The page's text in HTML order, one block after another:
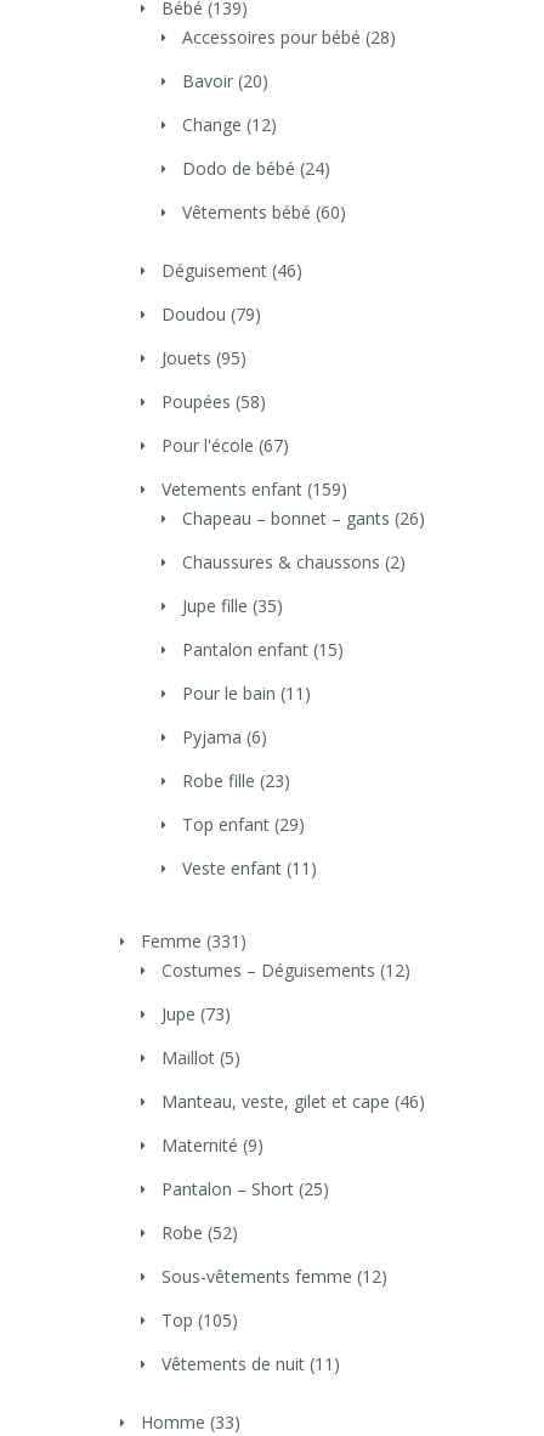
Bébé (139)
Accessoires pour bébé (28)
Bavoir (20)
Change (12)
Dodo de bébé (24)
Vêtements bébé (60)
Déguisement (46)
Doudou (79)
Jouets (95)
Poupées (58)
Pour l'école (67)
Vetements enfant (159)
Chapeau – bonnet – gants (26)
Chaussures & chaussons (2)
Jupe fille (35)
Pantalon enfant (15)
Pour le bain (11)
Pyjama (6)
Robe fille (23)
Top enfant (29)
Veste enfant (11)
Femme (331)
Costumes – Déguisements (12)
Jupe (73)
Maillot (5)
Manteau, veste, gilet et cape (46)
Maternité (9)
Pantalon – Short (25)
Robe (52)
Sous-vêtements femme (12)
Top (105)
Vêtements de nuit (11)
Homme (33)